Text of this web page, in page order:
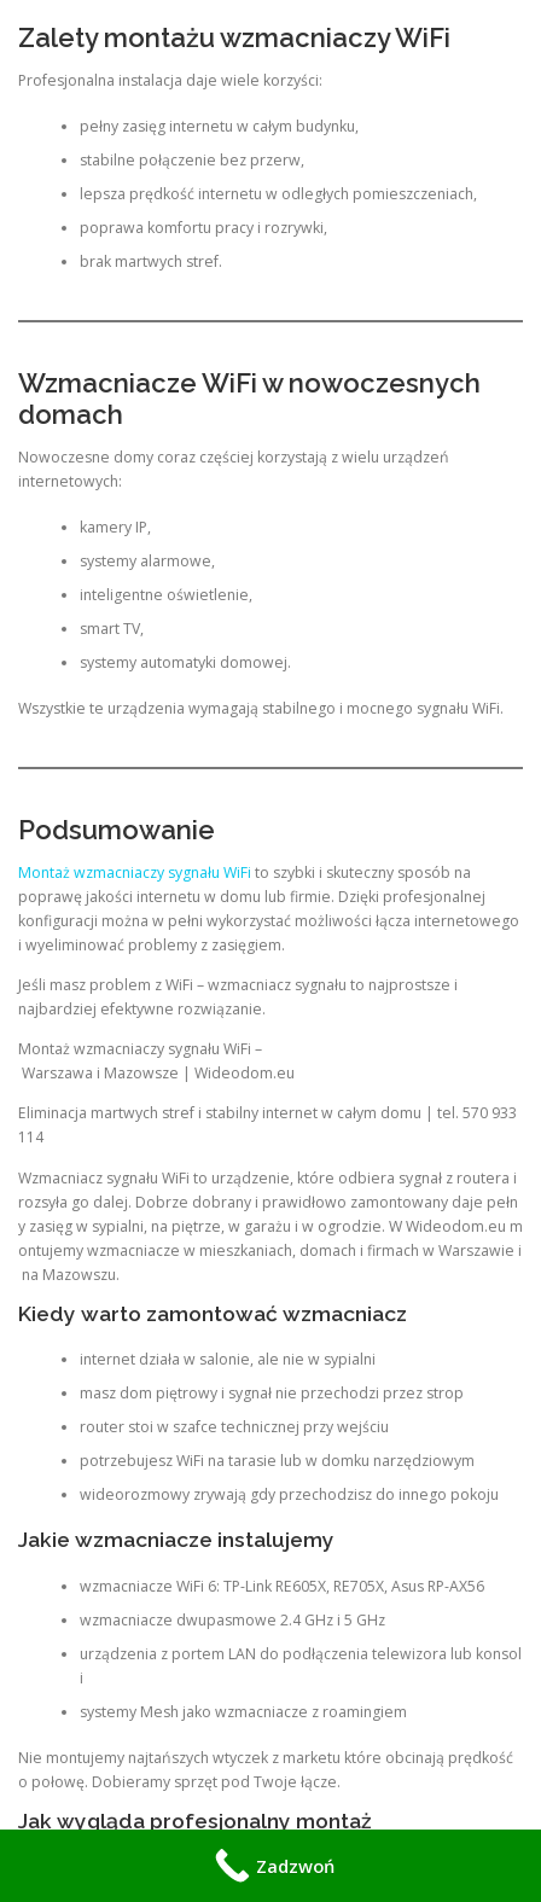
Zalety montażu wzmacniaczy WiFi
Profesjonalna instalacja daje wiele korzyści:
pełny zasięg internetu w całym budynku,
stabilne połączenie bez przerw,
lepsza prędkość internetu w odległych pomieszczeniach,
poprawa komfortu pracy i rozrywki,
brak martwych stref.
Wzmacniacze WiFi w nowoczesnych
domach
Nowoczesne domy coraz częściej korzystają z wielu urządzeń
internetowych:
kamery IP,
systemy alarmowe,
inteligentne oświetlenie,
smart TV,
systemy automatyki domowej.
Wszystkie te urządzenia wymagają stabilnego i mocnego sygnału WiFi.
Podsumowanie
Montaż wzmacniaczy sygnału WiFi to szybki i skuteczny sposób na
poprawę jakości internetu w domu lub firmie. Dzięki profesjonalnej
konfiguracji można w pełni wykorzystać możliwości łącza internetowego
i wyeliminować problemy z zasięgiem.
Jeśli masz problem z WiFi – wzmacniacz sygnału to najprostsze i
najbardziej efektywne rozwiązanie.
Montaż wzmacniaczy sygnału WiFi –
Warszawa i Mazowsze | Wideodom.eu
Eliminacja martwych stref i stabilny internet w całym domu | tel. 570 933
114
Wzmacniacz sygnału WiFi to urządzenie, które odbiera sygnał z routera i
rozsyła go dalej. Dobrze dobrany i prawidłowo zamontowany daje pełn
y zasięg w sypialni, na piętrze, w garażu i w ogrodzie. W Wideodom.eu m
ontujemy wzmacniacze w mieszkaniach, domach i firmach w Warszawie i
na Mazowszu.
Kiedy warto zamontować wzmacniacz
internet działa w salonie, ale nie w sypialni
masz dom piętrowy i sygnał nie przechodzi przez strop
router stoi w szafce technicznej przy wejściu
potrzebujesz WiFi na tarasie lub w domku narzędziowym
wideorozmowy zrywają gdy przechodzisz do innego pokoju
Jakie wzmacniacze instalujemy
wzmacniacze WiFi 6: TP-Link RE605X, RE705X, Asus RP-AX56
wzmacniacze dwupasmowe 2.4 GHz i 5 GHz
urządzenia z portem LAN do podłączenia telewizora lub konsol
i
systemy Mesh jako wzmacniacze z roamingiem
Nie montujemy najtańszych wtyczek z marketu które obcinają prędkość
o połowę. Dobieramy sprzęt pod Twoje łącze.
Jak wygląda profesjonalny montaż
Pomiar sygnału – mierzymy siłę WiFi w każdym pomieszczeniu
Zadzwoń